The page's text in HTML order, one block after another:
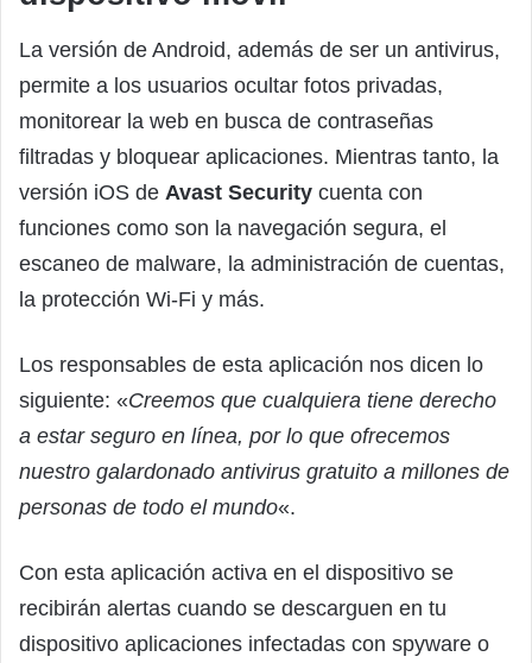
La versión de Android, además de ser un antivirus,
permite a los usuarios ocultar fotos privadas,
monitorear la web en busca de contraseñas
filtradas y bloquear aplicaciones. Mientras tanto, la
versión iOS de Avast Security cuenta con
funciones como son la navegación segura, el
escaneo de malware, la administración de cuentas,
la protección Wi-Fi y más.
Los responsables de esta aplicación nos dicen lo
siguiente: «Creemos que cualquiera tiene derecho
a estar seguro en línea, por lo que ofrecemos
nuestro galardonado antivirus gratuito a millones de
personas de todo el mundo«.
Con esta aplicación activa en el dispositivo se
recibirán alertas cuando se descarguen en tu
dispositivo aplicaciones infectadas con spyware o